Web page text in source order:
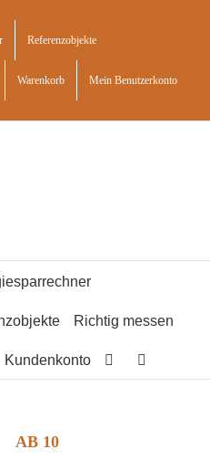
Referenzobjekte
Warenkorb Mein Benutzerkonto
Richtig messen
Kundenkonto
AB 10